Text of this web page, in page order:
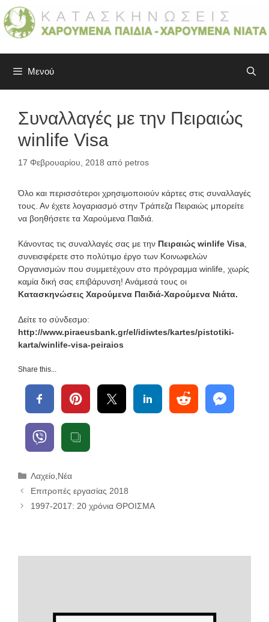
Μετάβαση
σε
περιεχόμενο
Μενού
Συναλλαγές με την Πειραιώς
winlife Visa
17 Φεβρουαρίου, 2018 από petros
Όλο και περισσότεροι χρησιμοποιούν κάρτες στις συναλλαγές
τους. Αν έχετε λογαριασμό στην Τράπεζα Πειραιώς μπορείτε
να βοηθήσετε τα Χαρούμενα Παιδιά.
Κάνοντας τις συναλλαγές σας με την Πειραιώς winlife Visa
συνεισφέρετε στο πολύτιμο έργο των Κοινωφελών
Οργανισμών που συμμετέχουν στο πρόγραμμα winlife, χωρίς
καμία δική σας επιβάρυνση! Ανάμεσά τους οι
Κατασκηνώσεις Χαρούμενα Παιδιά-Χαρούμενα Νιάτα.
Δείτε το σύνδεσμο:
http://www.piraeusbank.gr/el/idiwtes/kartes/pistotiki-
karta/winlife-visa-peiraios
Share this...
Κατηγορίες
Λαχείο Νέα
Επιτροπές εργασίας 2018
1997-2017: 20 χρόνια ΘΡΟΙΣΜΑ